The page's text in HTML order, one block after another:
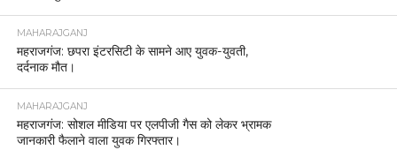
MAHARAJGANJ
महराजगंज: छपरा इंटरसिटी के सामने आए युवक-युवती,
दर्दनाक मौत।
MAHARAJGANJ
महराजगंज: सोशल मीडिया पर एलपीजी गैस को लेकर भ्रामक
जानकारी फैलाने वाला युवक गिरफ्तार।